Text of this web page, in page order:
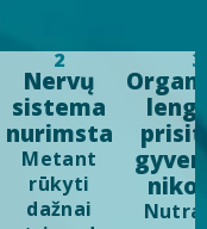
2
Nervų
sistema
nurimsta
Metant
rūkyti
dažnai
3